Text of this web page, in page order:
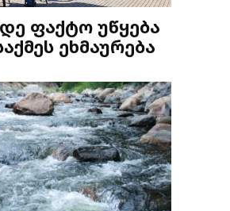
ფაქტო უწყება
ეხმაურება